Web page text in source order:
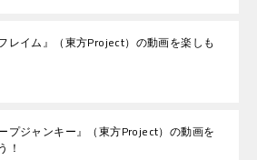
レイム』（東方Project）の動画を楽しも
プジャンキー』（東方Project）の動画を
！